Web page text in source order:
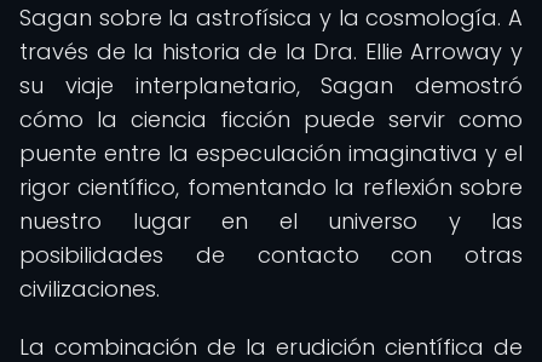
Sagan sobre la astrofísica y la cosmología. A
través de la historia de la Dra. Ellie Arroway y
su viaje interplanetario, Sagan demostró
cómo la ciencia ficción puede servir como
puente entre la especulación imaginativa y el
rigor científico, fomentando la reflexión sobre
nuestro lugar en el universo y las
posibilidades de contacto con otras
civilizaciones.
La combinación de la erudición científica de